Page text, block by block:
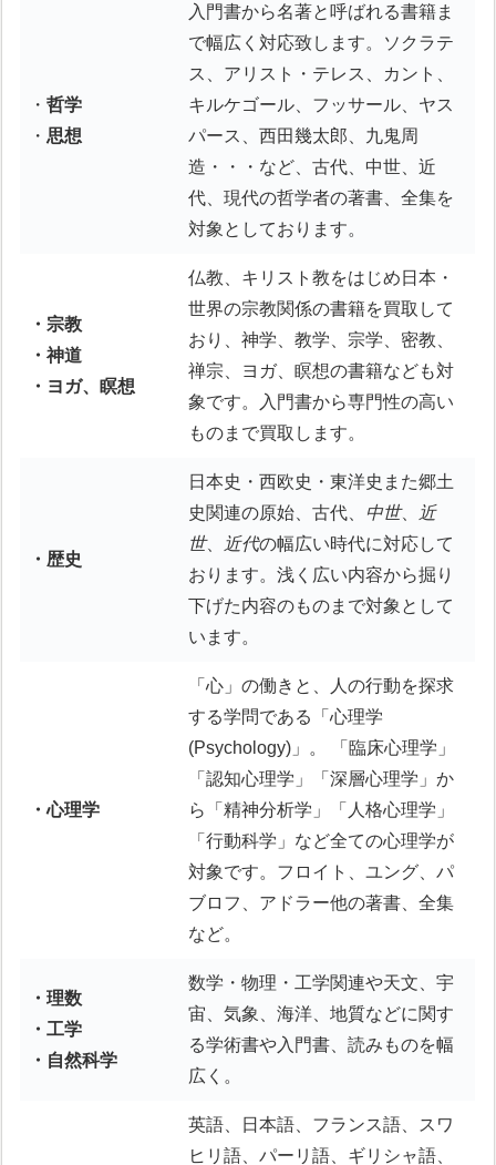
・哲学
・思想
入門書から名著と呼ばれる書籍ま
で幅広く対応致します。ソクラテ
ス、アリスト・テレス、カント、
キルケゴール、フッサール、ヤス
パース、西田幾太郎、九鬼周
造・・・など、古代、中世、近
代、現代の哲学者の著書、全集を
対象としております。
・宗教
・神道
・ヨガ、瞑想
仏教、キリスト教をはじめ日本・
世界の宗教関係の書籍を買取して
おり、神学、教学、宗学、密教、
禅宗、ヨガ、瞑想の書籍なども対
象です。入門書から専門性の高い
ものまで買取します。
・歴史
日本史・西欧史・東洋史また郷土
史関連の原始、古代、
中世、
近
世、 近代の幅広い時代に対応して
おります。浅く広い内容から掘り
下げた内容のものまで対象として
います。
・心理学
「心」の働きと、人の行動を探求
する学問である「心理学
(Psychology)」。 「臨床心理学」
「認知心理学」「深層心理学」か
ら「精神分析学」「人格心理学」
「行動科学」など全ての心理学が
対象です。フロイト、ユング、パ
ブロフ、アドラー他の著書、全集
など。
・理数
・工学
・自然科学
数学・物理・工学関連や天文、宇
宙、気象、海洋、地質などに関す
る学術書や入門書、読みものを幅
広く。
英語、日本語、フランス語、スワ
ヒリ語、パーリ語、ギリシャ語、